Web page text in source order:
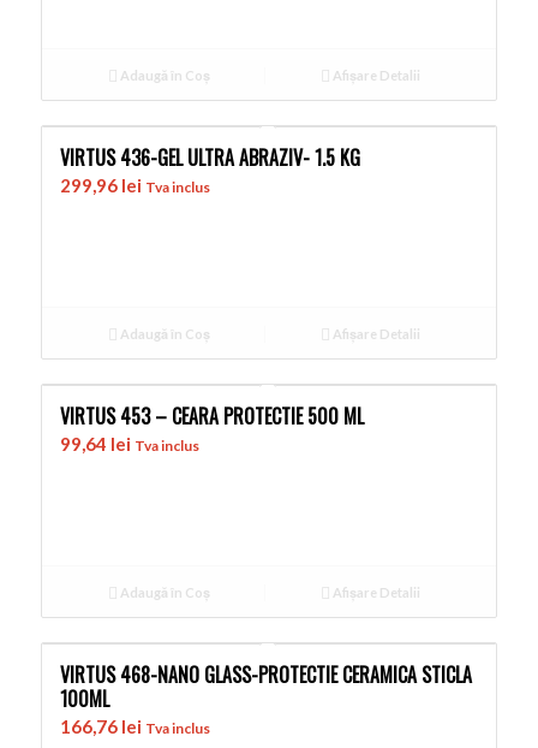
Adaugă în Coș Afișare Detalii
VIRTUS 436-GEL ULTRA ABRAZIV- 1.5 KG
299,96 lei Tva inclus
Adaugă în Coș Afișare Detalii
VIRTUS 453 – CEARA PROTECTIE 500 ML
99,64 lei Tva inclus
Adaugă în Coș Afișare Detalii
VIRTUS 468-NANO GLASS-PROTECTIE CERAMICA STICLA
100ML
166,76 lei Tva inclus